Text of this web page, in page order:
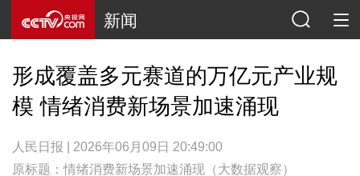
新闻
形成覆盖多元赛道的万亿元产业规
模 情绪消费新场景加速涌现
人民日报 | 2026年06月09日 20:49:00
原标题：情绪消费新场景加速涌现（大数据观察）